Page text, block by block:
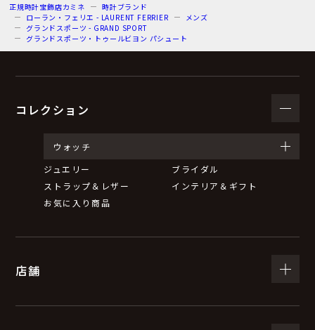
正規時計宝飾店カミネ
時計ブランド
ローラン・フェリエ - LAURENT FERRIER
メンズ
グランドスポーツ - GRAND SPORT
グランドスポーツ・トゥールビヨン パシュート
コレクション
ウォッチ
ジュエリー
ブライダル
ストラップ＆レザー
インテリア＆ギフト
お気に入り商品
店舗